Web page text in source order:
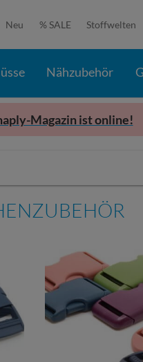
Neu % SALE Stoffwelten
Nähzubehör
Magazin ist online!